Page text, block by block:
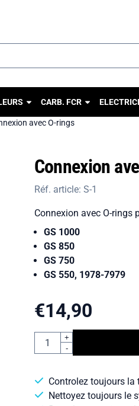
CARB. FCR
avec O-rings
Connexion
Réf. article: S-1
Connexion avec O-rings
GS 1000
GS 850
GS 750
GS 550, 1978-7979
€14,90
Quantité
+
-
Controlez toujours la
Nettoyez toujours le